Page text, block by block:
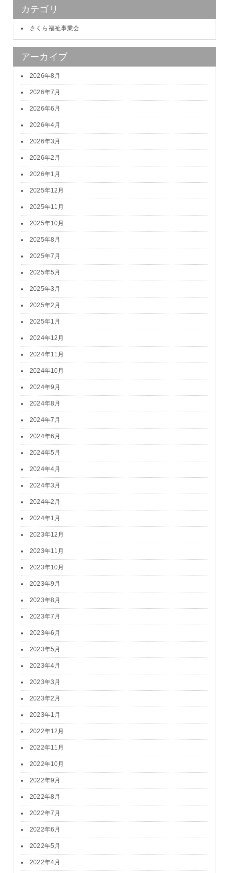
カテゴリ
さくら福祉事業会
アーカイブ
2026年8月
2026年7月
2026年6月
2026年4月
2026年3月
2026年2月
2026年1月
2025年12月
2025年11月
2025年10月
2025年8月
2025年7月
2025年5月
2025年3月
2025年2月
2025年1月
2024年12月
2024年11月
2024年10月
2024年9月
2024年8月
2024年7月
2024年6月
2024年5月
2024年4月
2024年3月
2024年2月
2024年1月
2023年12月
2023年11月
2023年10月
2023年9月
2023年8月
2023年7月
2023年6月
2023年5月
2023年4月
2023年3月
2023年2月
2023年1月
2022年12月
2022年11月
2022年10月
2022年9月
2022年8月
2022年7月
2022年6月
2022年5月
2022年4月